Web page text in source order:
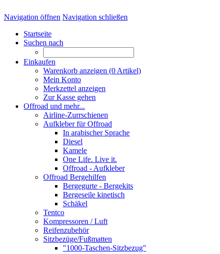
Navigation öffnen Navigation schließen
Startseite
Suchen nach
Einkaufen
Warenkorb anzeigen (0 Artikel)
Mein Konto
Merkzettel anzeigen
Zur Kasse gehen
Offroad und mehr...
Airline-Zurrschienen
Aufkleber für Offroad
In arabischer Sprache
Diesel
Kamele
One Life. Live it.
Offroad - Aufkleber
Offroad Bergehilfen
Bergegurte - Bergekits
Bergeseile kinetisch
Schäkel
Tentco
Kompressoren / Luft
Reifenzubehör
Sitzbezüge/Fußmatten
"1000-Taschen-Sitzbezug"